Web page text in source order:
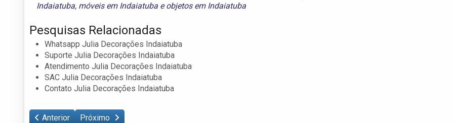
Indaiatuba, móveis em Indaiatuba eobjetos em Indaiatuba
Pesquisas Relacionadas
Whatsapp Julia Decorações Indaiatuba
Suporte Julia Decorações Indaiatuba
Atendimento Julia Decorações Indaiatuba
SAC Julia Decorações Indaiatuba
Contato Julia Decorações Indaiatuba
Anterior Próximo